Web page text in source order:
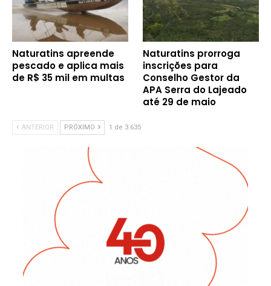
Naturatins apreende
pescado e aplica mais
de R$ 35 mil em multas
Naturatins prorroga
inscrições para
Conselho Gestor da
APA Serra do Lajeado
até 29 de maio
ANTERIOR PRÓXIMO 1 de 3.635